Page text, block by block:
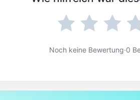
Noch keine Bewertung·0